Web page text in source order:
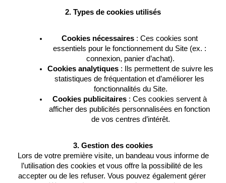
2. Types de cookies utilisés
Cookies nécessaires : Ces cookies sont
essentiels pour le fonctionnement du Site (ex. :
connexion, panier d’achat).
Cookies analytiques : Ils permettent de suivre les
statistiques de fréquentation et d’améliorer les
fonctionnalités du Site.
Cookies publicitaires : Ces cookies servent à
afficher des publicités personnalisées en fonction
de vos centres d’intérêt.
3. Gestion des cookies
l’utilisation des cookies et vous offre la possibilité de les
accepter ou de les refuser. Vous pouvez également gérer